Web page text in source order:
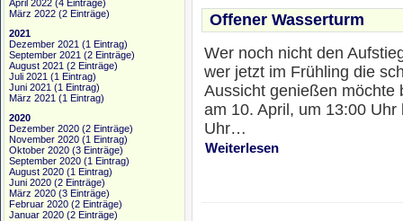
April 2022 (4 Einträge)
März 2022 (2 Einträge)
2021
Dezember 2021 (1 Eintrag)
September 2021 (2 Einträge)
August 2021 (2 Einträge)
Juli 2021 (1 Eintrag)
Juni 2021 (1 Eintrag)
März 2021 (1 Eintrag)
2020
Dezember 2020 (2 Einträge)
November 2020 (1 Eintrag)
Oktober 2020 (3 Einträge)
September 2020 (1 Eintrag)
August 2020 (1 Eintrag)
Juni 2020 (2 Einträge)
März 2020 (3 Einträge)
Februar 2020 (2 Einträge)
Januar 2020 (2 Einträge)
Offener Wasserturm
Wer noch nicht den
wer jetzt im Frühling die
Aussicht genießen möchte
am 10. April, um 13:00 Uhr
Uhr…
Weiterlesen